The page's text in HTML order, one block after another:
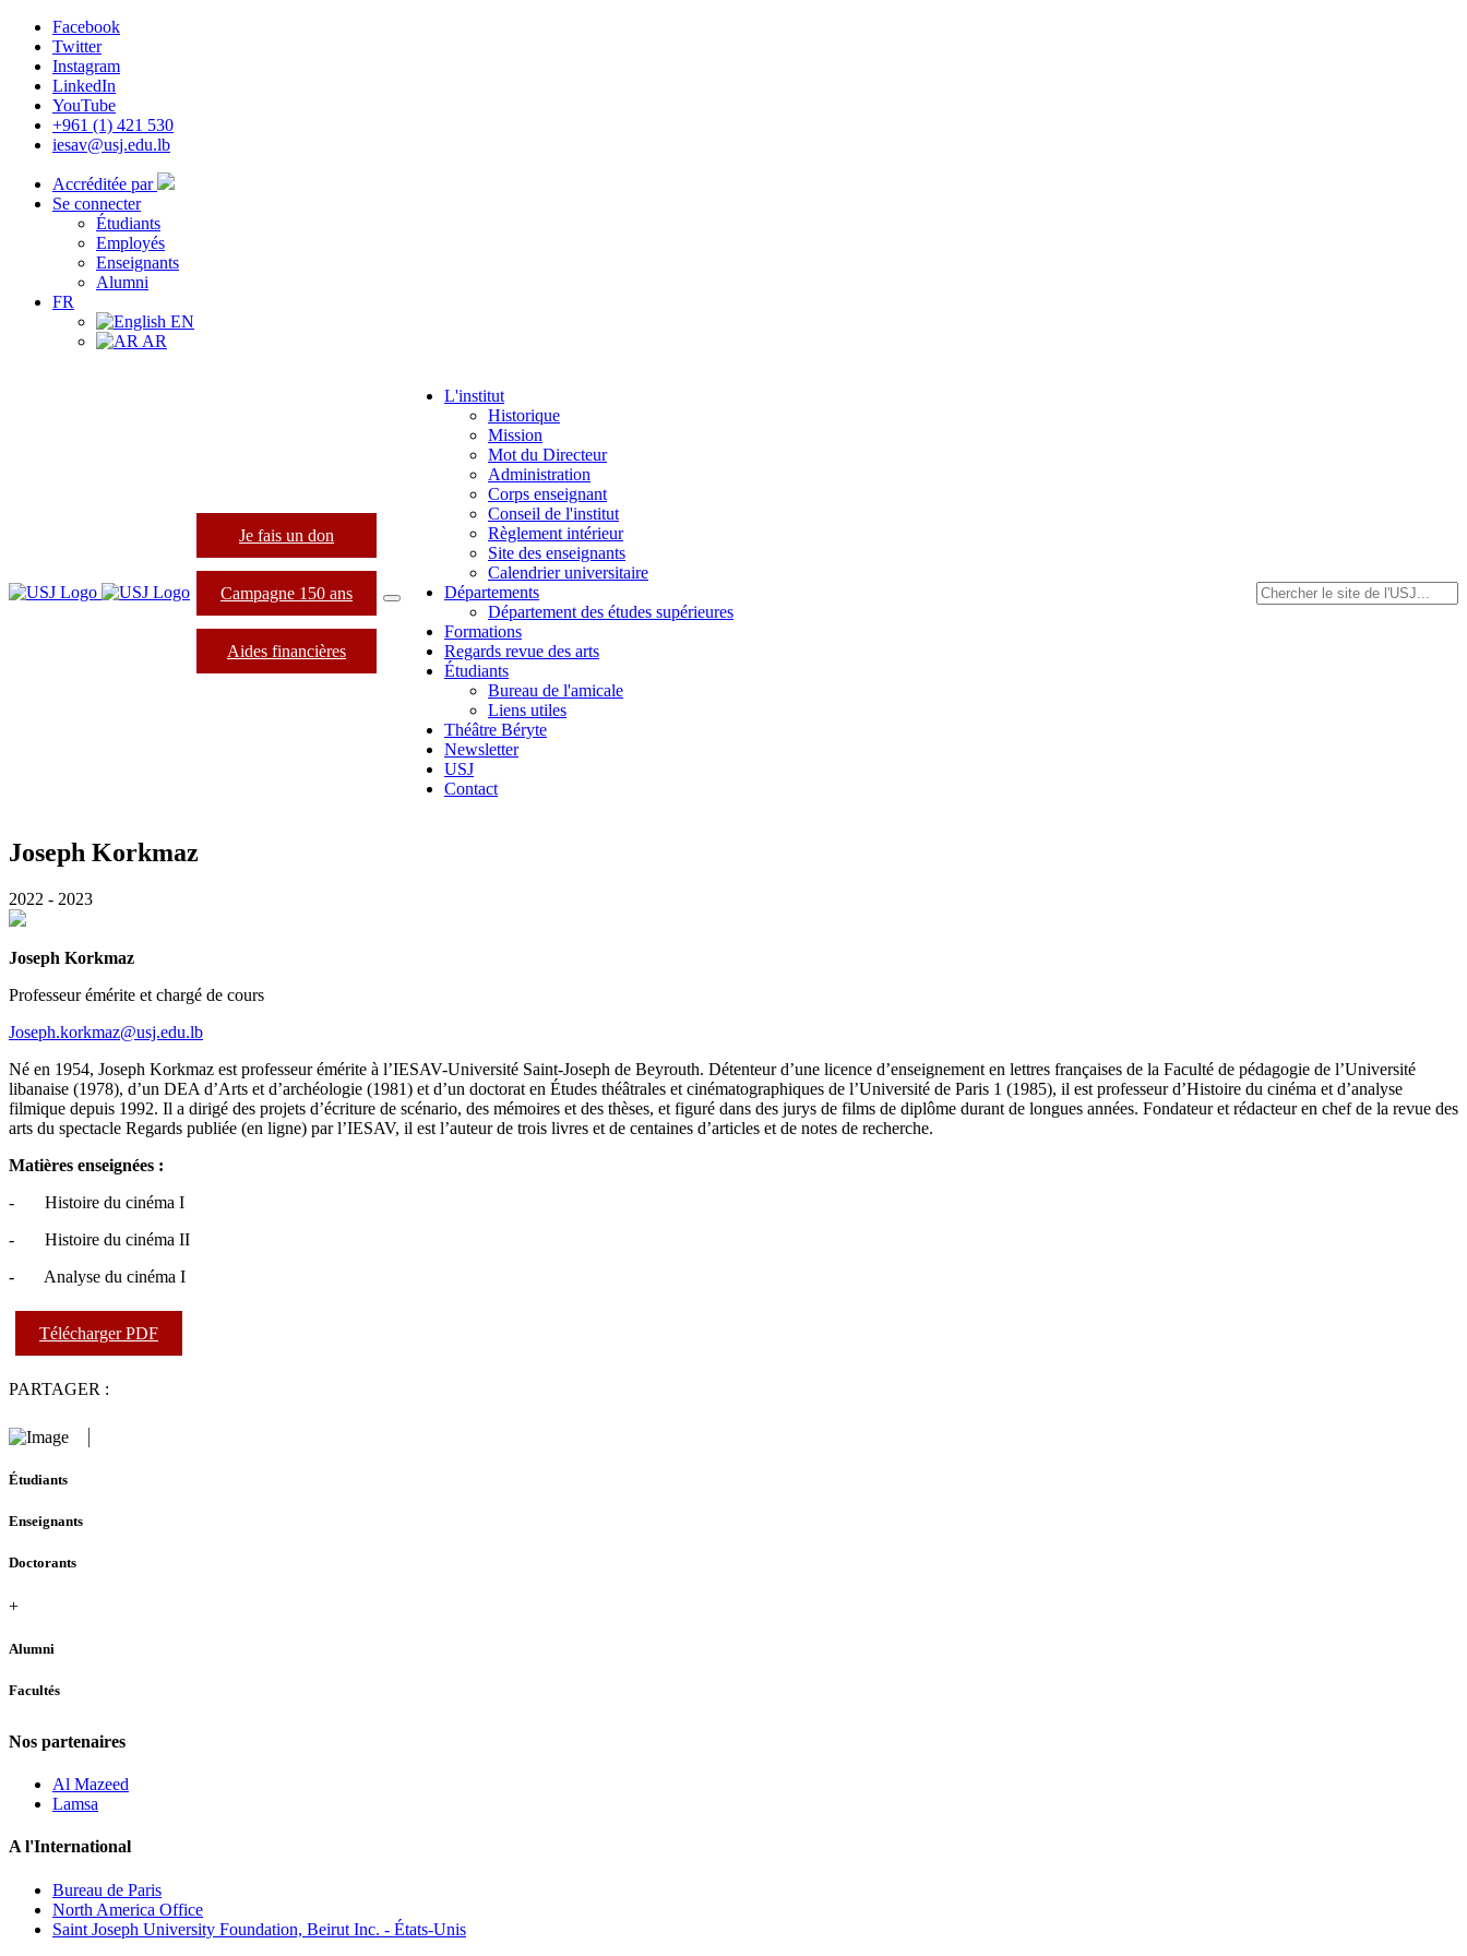
Facebook
Twitter
Instagram
LinkedIn
YouTube
+961 (1) 421 530
iesav@usj.edu.lb
Accréditée par
Se connecter
Étudiants
Employés
Enseignants
Alumni
FR
EN
AR
Je fais un don
Campagne 150 ans
Aides financières
L'institut
Historique
Mission
Mot du Directeur
Administration
Corps enseignant
Conseil de l'institut
Règlement intérieur
Site des enseignants
Calendrier universitaire
Départements
Département des études supérieures
Formations
Regards revue des arts
Étudiants
Bureau de l'amicale
Liens utiles
Théâtre Béryte
Newsletter
USJ
Contact
Joseph Korkmaz
2022 - 2023
Joseph Korkmaz
Professeur émérite et chargé de cours
Joseph.korkmaz@usj.edu.lb
Né en 1954, Joseph Korkmaz est professeur émérite à l’IESAV-Université Saint-Joseph de Beyrouth. Détenteur d’une licence d’enseignement en lettres françaises de la Faculté de pédagogie de l’Université
libanaise (1978), d’un DEA d’Arts et d’archéologie (1981) et d’un doctorat en Études théâtrales et cinématographiques de l’Université de Paris 1 (1985), il est professeur d’Histoire du cinéma et d’analyse
filmique depuis 1992. Il a dirigé des projets d’écriture de scénario, des mémoires et des thèses, et figuré dans des jurys de films de diplôme durant de longues années. Fondateur et rédacteur en chef de la revue des
arts du spectacle Regards publiée (en ligne) par l’IESAV, il est l’auteur de trois livres et de centaines d’articles et de notes de recherche.
Matières enseignées :
- Histoire du cinéma I
- Histoire du cinéma II
- Analyse du cinéma I
Télécharger PDF
PARTAGER :
Étudiants
Enseignants
Doctorants
+
Alumni
Facultés
Nos partenaires
Al Mazeed
Lamsa
A l'International
Bureau de Paris
North America Office
Saint Joseph University Foundation, Beirut Inc. - États-Unis